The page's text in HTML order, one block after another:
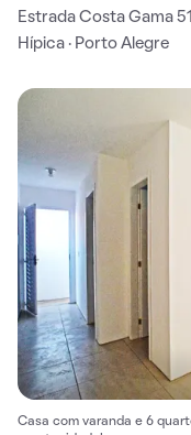
Estrada Costa Gama
Hípica · Porto Alegre
Casa com varanda e 6